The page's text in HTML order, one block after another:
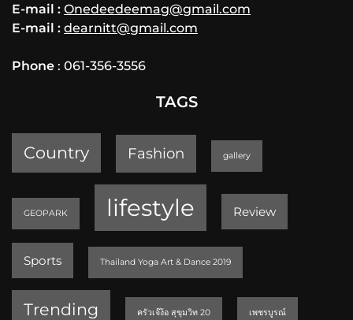
E-mail : Onedeedeemag@gmail.com
E-mail : dearnitt@gmail.com
Phone : 061-356-3556
TAGS
Country Fashion gallery
GEOPARK lifestyle Review
Sports Thailand Yoga Art & Dance 2019
Trending ครัวเจ๊ง้อ สุขุมวิท 20 เพชรบูรณ์